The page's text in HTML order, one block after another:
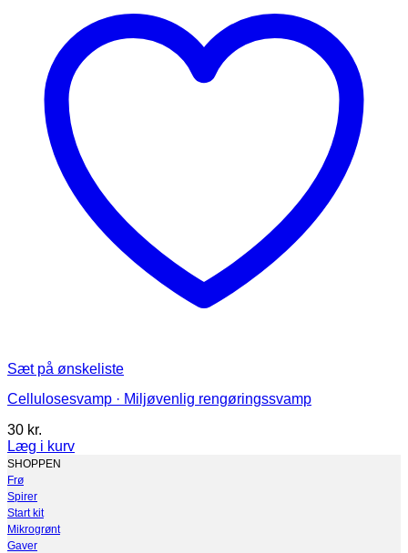
Sæt på ønskeliste
Cellulosesvamp · Miljøvenlig rengøringssvamp
30 kr.
Læg i kurv
Dette
vare
har
flere
varianter.
Mulighederne
SHOPPEN
Frø
Spirer
Start kit
Mikrogrønt
Gaver